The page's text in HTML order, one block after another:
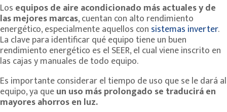
Los equipos de aire acondicionado más actuales y de
las mejores marcas, cuentan con alto rendimiento
energético, especialmente aquellos con sistemas inverter.
La clave para identificar qué equipo tiene un buen
rendimiento energético es el SEER, el cual viene inscrito en
las cajas y manuales de todo equipo.
Es importante considerar el tiempo de uso que se le dará al
equipo, ya queun uso más prolongado se traducirá en
mayores ahorros en luz.